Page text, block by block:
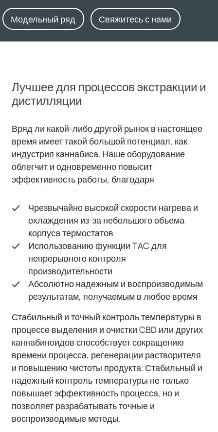
Модельный ряд Свяжитесь с нами
Лучшее для процессов экстракции и
дистилляции
Вряд ли какой-либо другой рынок в настоящее
время имеет такой большой потенциал, как
индустрия каннабиса. Наше оборудование
облегчит и одновременно повысит
эффективность работы, благодаря
Чрезвычайно высокой скорости нагрева и
охлаждения из-за небольшого объема
корпуса термостатов
Использованию функции TAC для
непрерывного контроля
производительности
Абсолютно надежным и воспроизводимым
результатам, получаемым в любое время
Стабильный и точный контроль температуры в
процессе выделения и очистки CBD или других
каннабиноидов способствует сокращению
времени процесса, регенерации растворителя
и повышению чистоты продукта. Стабильный и
надежный контроль температуры не только
повышает эффективность процесса, но и
позволяет разрабатывать точные и
воспроизводимые методы.